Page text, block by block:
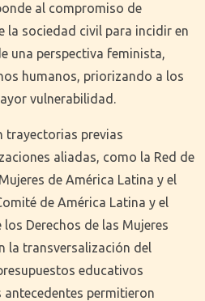
al compromiso de
la sociedad civil para incidir en
una perspectiva feminista,
humanos, priorizando a los
vulnerabilidad.
trayectorias previas
aliadas, como la Red de
de América Latina y el
de América Latina y el
Derechos de las Mujeres
la transversalización del
educativos
antecedentes permitieron